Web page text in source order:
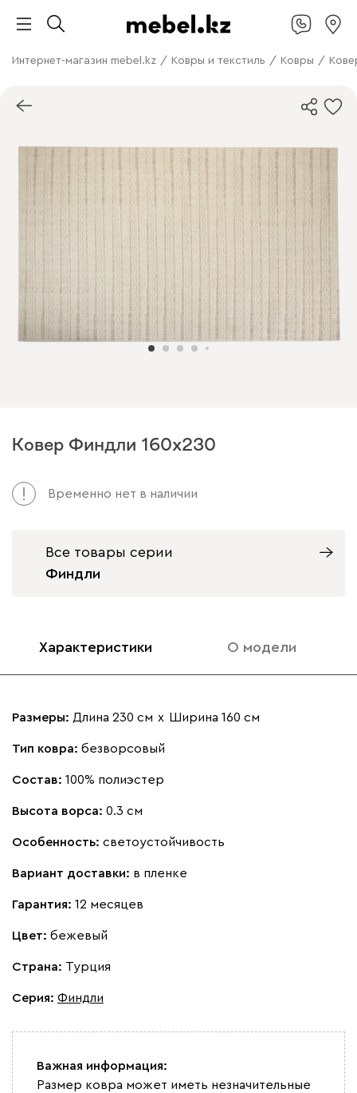
Интернет-магазин mebel.kz / Ковры и текстиль / Ковры /
Ковер Финдли 160x230
Временно нет в наличии
Все товары серии
Финдли
Характеристики О модели
Размеры: Длина 230 см х Ширина 160 см
Тип ковра: безворсовый
Состав: 100% полиэстер
Высота ворса: 0.3 см
Особенность: светоустойчивость
Вариант доставки: в пленке
Гарантия: 12 месяцев
Цвет: бежевый
Страна: Турция
Серия: Финдли
Важная информация:
Размер ковра может иметь незначительные